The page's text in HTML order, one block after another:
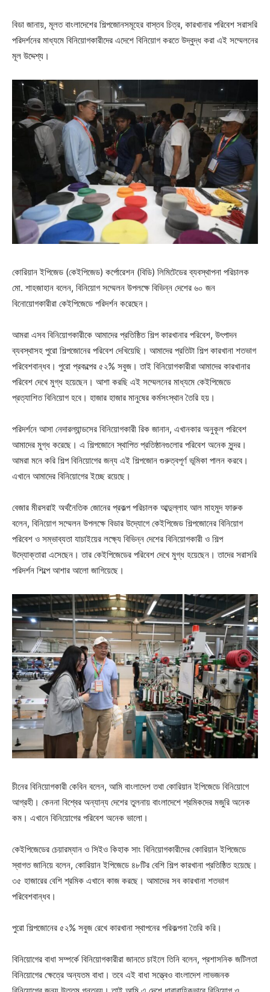
বিডা জানায়, মূলত বাংলাদেশের শিল্পজোনসমূহের বাস্তব চিত্র, কারখানার পরিবেশ সরাসরি
পরিদর্শনের মাধ্যমে বিনিয়োগকারীদের এদেশে বিনিয়োগ করতে উদ্বুদ্ধ করা এই সম্মেলনের
মূল উদ্দেশ্য।
কোরিয়ান ইপিজেড (কেইপিজেড) কর্পোরেশন (বিডি) লিমিটেডের ব্যবস্থাপনা পরিচালক
মো. শাহজাহান বলেন, বিনিয়োগ সম্মেলন উপলক্ষে বিভিন্ন দেশের ৬০ জন
বিনোয়োগকারীরা কেইপিজেডে পরিদর্শন করেছেন।
আমরা এসব বিনিয়োগকারীকে আমাদের প্রতিষ্ঠিত শিল্প কারখানার পরিবেশ, উৎপাদন
ব্যবস্থাসহ পুরো শিল্পজোনের পরিবেশ দেখিয়েছি। আমাদের প্রতিটা শিল্প কারখানা শতভাগ
পরিবেশবান্ধব। পুরো প্রকল্পের ৫২% সবুজ। তাই বিনিয়োগকারীরা আমাদের কারখানার
পরিবেশ দেখে মুগ্ধ হয়েছেন। আশা করছি এই সম্মেলনের মাধ্যমে কেইপিজেডে
প্রত্যাশিত বিনিয়োগ হবে। হাজার হাজার মানুষের কর্মসংস্থান তৈরি হয়।
পরিদর্শনে আসা নেদারল্যান্ডসের বিনিয়োগকারী রিক জানান, এখানকার অনুকূল পরিবেশ
আমাদের মুগ্ধ করেছে। এ শিল্পজোনে স্থাপিত প্রতিষ্ঠানগুলোর পরিবেশ অনেক সুন্দর।
আমরা মনে করি শিল্প বিনিয়োগের জন্য এই শিল্পজোন গুরুত্বপূর্ণ ভূমিকা পালন করবে।
এখানে আমাদের বিনিয়োগের ইচ্ছে রয়েছে।
বেজার মীরসরাই অর্থনৈতিক জোনের প্রকল্প পরিচালক আব্দুল্লাহ আল মাহমুদ ফারুক
বলেন, বিনিয়োগ সম্মেলন উপলক্ষে বিডার উদ্যোগে কেইপিজেড শিল্পজোনের বিনিয়োগ
পরিবেশ ও সম্ভাব্যতা যাচাইয়ের লক্ষ্যে বিভিন্ন দেশের বিনিয়োগকারী ও শিল্প
উদ্যোক্তারা এসেছেন। তার কেইপিজেডের পরিবেশ দেখে মুগ্ধ হয়েছেন। তাদের সরাসরি
পরিদর্শন শিল্পে আশার আলো জাগিয়েছে।
চীনের বিনিয়োগকারী কেবিন বলেন, আমি বাংলাদেশ তথা কোরিয়ান ইপিজেডে বিনিয়োগে
আগ্রহী। কেননা বিশ্বের অন্যান্য দেশের তুলনায় বাংলাদেশে শ্রমিকদের মজুরি অনেক
কম। এখানে বিনিয়োগের পরিবেশ অনেক ভালো।
কেইপিজেডের চেয়ারম্যান ও সিইও কিহাক সাং বিনিয়োগকারীদের কোরিয়ান ইপিজেডে
স্বাগত জানিয়ে বলেন, কোরিয়ান ইপিজেডে ৪৮টির বেশি শিল্প কারখানা প্রতিষ্ঠিত হয়েছে।
৩৫ হাজারের বেশি শ্রমিক এখানে কাজ করছে। আমাদের সব কারখানা শতভাগ
পরিবেশবান্ধব।
পুরো শিল্পজোনের ৫২% সবুজ রেখে কারখানা স্থাপনের পরিকল্পনা তৈরি করি।
বিনিয়োগের বাধা সম্পর্কে বিনিয়োগকারীরা জানতে চাইলে তিনি বলেন, প্রশাসনিক জটিলতা
বিনিয়োগের ক্ষেত্রে অন্যতম বাধা। তবে এই বাধা সত্ত্বেও বাংলাদেশ লাভজনক